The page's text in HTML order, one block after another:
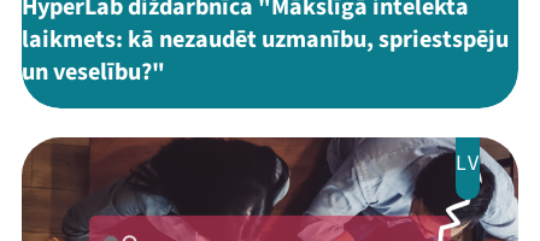
HyperLab diždarbnīca "Mākslīgā intelekta
laikmets: kā nezaudēt uzmanību, spriestspēju
un veselību?"
LV